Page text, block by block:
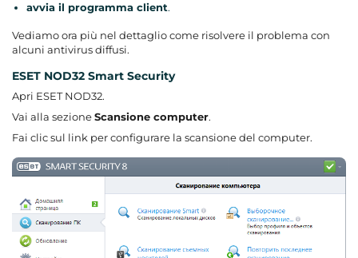
avvia il programma client.
Vediamo ora più nel dettaglio come risolvere il problema con
alcuni antivirus diffusi.
ESET NOD32 Smart Security
Apri ESET NOD32.
Vai alla sezioneScansione computer.
Fai clic sul link per configurare la scansione del computer.